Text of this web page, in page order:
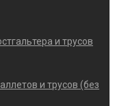
и трусов
и трусов (без